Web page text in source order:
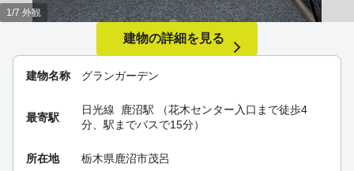
建物名称 グランガーデン
最寄駅
日光線 鹿沼駅 （花木センター入口まで徒歩4
分、駅までバスで15分）
所在地 栃木県鹿沼市茂呂
1/7 外観
建物の詳細を見る